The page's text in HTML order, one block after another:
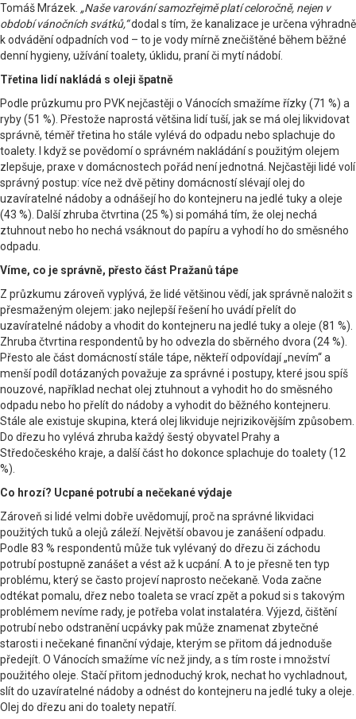
Tomáš Mrázek. „Naše varování samozřejmě platí celoročně, nejen v
období vánočních svátků,“dodal s tím, že kanalizace je určena výhradně
k odvádění odpadních vod – to je vody mírně znečištěné během běžné
denní hygieny, užívání toalety, úklidu, praní či mytí nádobí.
Třetina lidí nakládá s oleji špatně
Podle průzkumu pro PVK nejčastěji o Vánocích smažíme řízky (71 %) a
ryby (51 %). Přestože naprostá většina lidí tuší, jak se má olej likvidovat
správně, téměř třetina ho stále vylévá do odpadu nebo splachuje do
toalety. I když se povědomí o správném nakládání s použitým olejem
zlepšuje, praxe v domácnostech pořád není jednotná. Nejčastěji lidé volí
správný postup: více než dvě pětiny domácností slévají olej do
uzavíratelné nádoby a odnášejí ho do kontejneru na jedlé tuky a oleje
(43 %). Další zhruba čtvrtina (25 %) si pomáhá tím, že olej nechá
ztuhnout nebo ho nechá vsáknout do papíru a vyhodí ho do směsného
odpadu.
Víme, co je správně, přesto část Pražanů tápe
Z průzkumu zároveň vyplývá, že lidé většinou vědí, jak správně naložit s
přesmaženým olejem: jako nejlepší řešení ho uvádí přelít do
uzavíratelné nádoby a vhodit do kontejneru na jedlé tuky a oleje (81 %).
Zhruba čtvrtina respondentů by ho odvezla do sběrného dvora (24 %).
Přesto ale část domácností stále tápe, někteří odpovídají „nevím“ a
menší podíl dotázaných považuje za správné i postupy, které jsou spíš
nouzové, například nechat olej ztuhnout a vyhodit ho do směsného
odpadu nebo ho přelít do nádoby a vyhodit do běžného kontejneru.
Stále ale existuje skupina, která olej likviduje nejrizikovějším způsobem.
Do dřezu ho vylévá zhruba každý šestý obyvatel Prahy a
Středočeského kraje, a další část ho dokonce splachuje do toalety (12
%).
Co hrozí? Ucpané potrubí a nečekané výdaje
Zároveň si lidé velmi dobře uvědomují, proč na správné likvidaci
použitých tuků a olejů záleží. Největší obavou je zanášení odpadu.
Podle 83 % respondentů může tuk vylévaný do dřezu či záchodu
potrubí postupně zanášet a vést až k ucpání. A to je přesně ten typ
problému, který se často projeví naprosto nečekaně. Voda začne
odtékat pomalu, dřez nebo toaleta se vrací zpět a pokud si s takovým
problémem nevíme rady, je potřeba volat instalatéra. Výjezd, čištění
potrubí nebo odstranění ucpávky pak může znamenat zbytečné
starosti i nečekané finanční výdaje, kterým se přitom dá jednoduše
předejít. O Vánocích smažíme víc než jindy, a s tím roste i množství
použitého oleje. Stačí přitom jednoduchý krok, nechat ho vychladnout,
slít do uzavíratelné nádoby a odnést do kontejneru na jedlé tuky a oleje.
Olej do dřezu ani do toalety nepatří.